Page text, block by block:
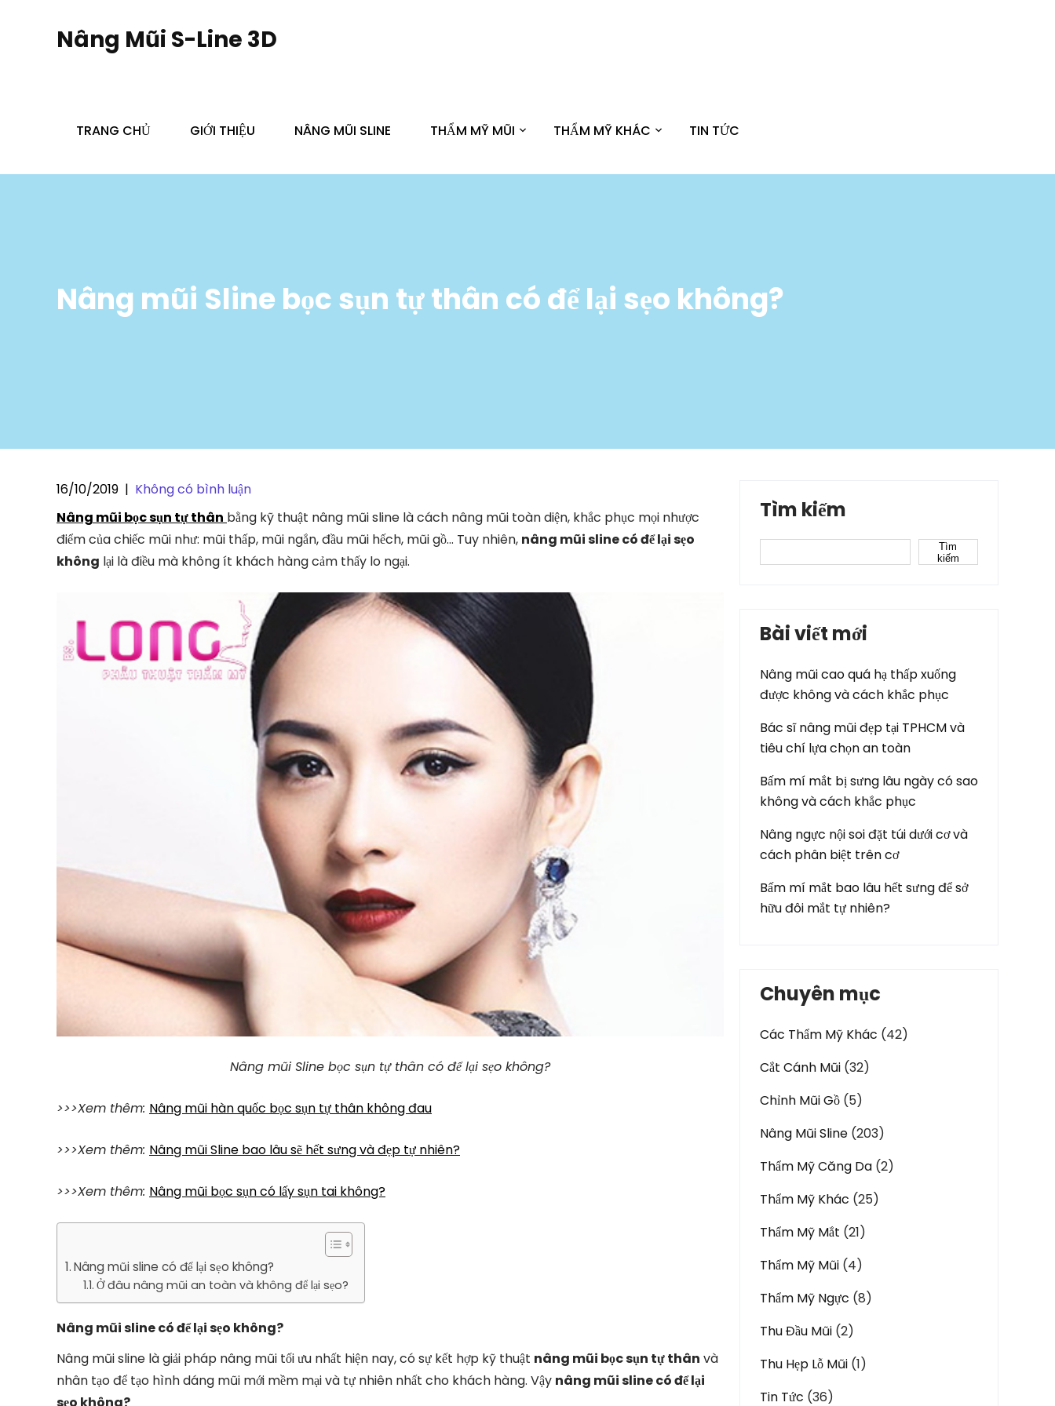
Nâng Mũi S-Line 3D
TRANG CHỦ GIỚI THIỆU NÂNG MŨI SLINE THẨM MỸ MŨI THẨM MỸ KHÁC TIN TỨC
Nâng mũi Sline bọc sụn tự thân có để lại sẹo không?
16/10/2019 | Không có bình luận
Nâng mũi bọc sụn tự thân bằng kỹ thuật nâng mũi sline là cách nâng mũi toàn diện, khắc phục mọi nhược
điểm của chiếc mũi như: mũi thấp, mũi ngắn, đầu mũi hếch, mũi gồ… Tuy nhiên, nâng mũi sline có để lại sẹo
không lại là điều mà không ít khách hàng cảm thấy lo ngại.
Nâng mũi Sline bọc sụn tự thân có để lại sẹo không?
>>>Xem thêm: Nâng mũi hàn quốc bọc sụn tự thân không đau
>>>Xem thêm: Nâng mũi Sline bao lâu sẽ hết sưng và đẹp tự nhiên?
>>>Xem thêm: Nâng mũi bọc sụn có lấy sụn tai không?
Nâng mũi sline có để lại sẹo không?
Ở đâu nâng mũi an toàn và không để lại sẹo?
Nâng mũi sline có để lại sẹo không?
Nâng mũi sline là giải pháp nâng mũi tối ưu nhất hiện nay, có sự kết hợp kỹ thuật nâng mũi bọc sụn tự thân và
nhân tạo để tạo hình dáng mũi mới mềm mại và tự nhiên nhất cho khách hàng. Vậy nâng mũi sline có để lại
Tìm kiếm
Tìm
kiếm
Bài viết mới
Nâng mũi cao quá hạ thấp xuống
được không và cách khắc phục
Bác sĩ nâng mũi đẹp tại TPHCM và
tiêu chí lựa chọn an toàn
Bấm mí mắt bị sưng lâu ngày có sao
không và cách khắc phục
Nâng ngực nội soi đặt túi dưới cơ và
cách phân biệt trên cơ
Bấm mí mắt bao lâu hết sưng để sở
hữu đôi mắt tự nhiên?
Chuyên mục
Các Thẩm Mỹ Khác (42)
Cắt Cánh Mũi (32)
Chỉnh Mũi Gồ (5)
Nâng Mũi Sline (203)
Thẩm Mỹ Căng Da (2)
Thẩm Mỹ Khác (25)
Thẩm Mỹ Mắt (21)
Thẩm Mỹ Mũi (4)
Thẩm Mỹ Ngực (8)
Thu Đầu Mũi (2)
Thu Hẹp Lỗ Mũi (1)
Tin Tức (36)